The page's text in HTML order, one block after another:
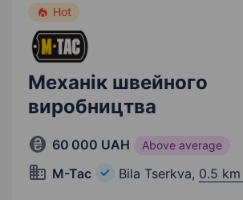
Hot
Механік швейного
виробництва
60 000 UAH Above average
M-Tac Bila Tserkva, 0.5